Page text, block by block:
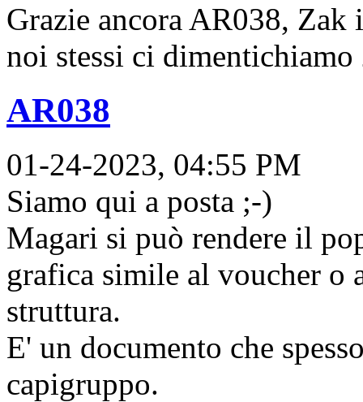
Grazie ancora AR038, Zak
noi stessi ci
AR038
01-24-2023, 04:55 PM
Siamo qui a posta ;-)
Magari si può rendere il
grafica simile al voucher o
struttura.
E' un documento che
capigruppo.